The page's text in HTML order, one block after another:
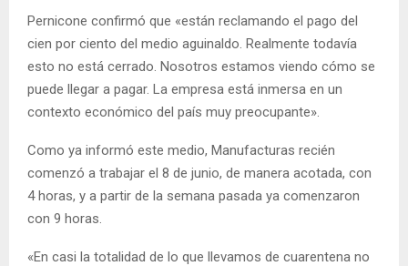
Pernicone confirmó que «están reclamando el pago del
cien por ciento del medio aguinaldo. Realmente todavía
esto no está cerrado. Nosotros estamos viendo cómo se
puede llegar a pagar. La empresa está inmersa en un
contexto económico del país muy preocupante».
Como ya informó este medio, Manufacturas recién
comenzó a trabajar el 8 de junio, de manera acotada, con
4 horas, y a partir de la semana pasada ya comenzaron
con 9 horas.
«En casi la totalidad de lo que llevamos de cuarentena no